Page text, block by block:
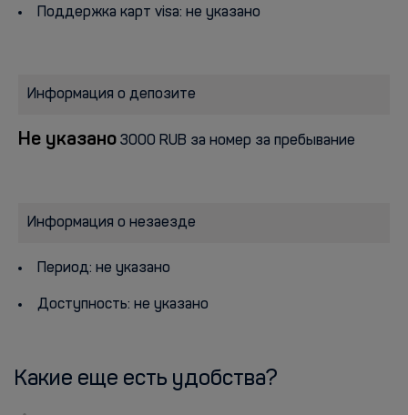
Поддержка карт visa: не указано
Информация о депозите
Не указано 3000 RUB за номер за пребывание
Информация о незаезде
Период: не указано
Доступность: не указано
Какие еще есть удобства?